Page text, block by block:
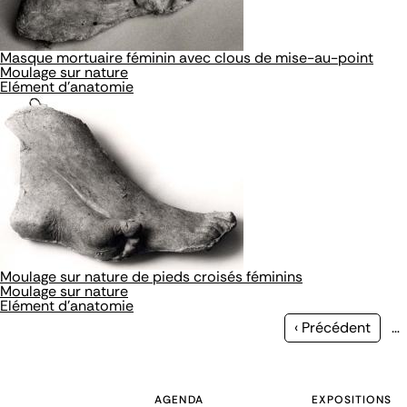
Masque mortuaire féminin avec clous de mise-au-point
Moulage sur nature
Elément d'anatomie
Moulage sur nature de pieds croisés féminins
Moulage sur nature
Elément d'anatomie
Page
‹ Précédent …
AGENDA EXPOSITIONS